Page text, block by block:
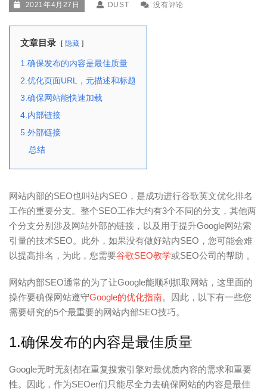
2021年4月27日 DUST 没有评论
文章目录 隐藏
1.确保发布的内容是最佳质量
2.优化页面URL，元描述和标题
3.确保网站能快速加载
4.内部链接
5.外部链接
总结
网站内部的SEO也叫站内SEO，是成功进行谷歌英文优化排名
工作的重要分支。整个SEO工作大约有3个不同的分支，其他两
个分支分别涉及网站外部的链接，以及用于提升Google网站索
引量的技术SEO。此外，如果没有做好站内SEO，您可能会难
以提高排名，为此，您需要谷歌SEO教学或SEO公司的帮助 。
网站内部SEO通常的为了让Google能顺利抓取网站，这里面的
操作要确保网站遵守Google的优化指南。因此，以下有一些您
需要研究的5个最重要的网站内部SEO技巧。
1.确保发布的内容是最佳质量
Google无时无刻都在重复搜索引擎对最优质内容的需求和重要
性。因此，作为SEOer们只能尽全力去确保网站的内容是最佳